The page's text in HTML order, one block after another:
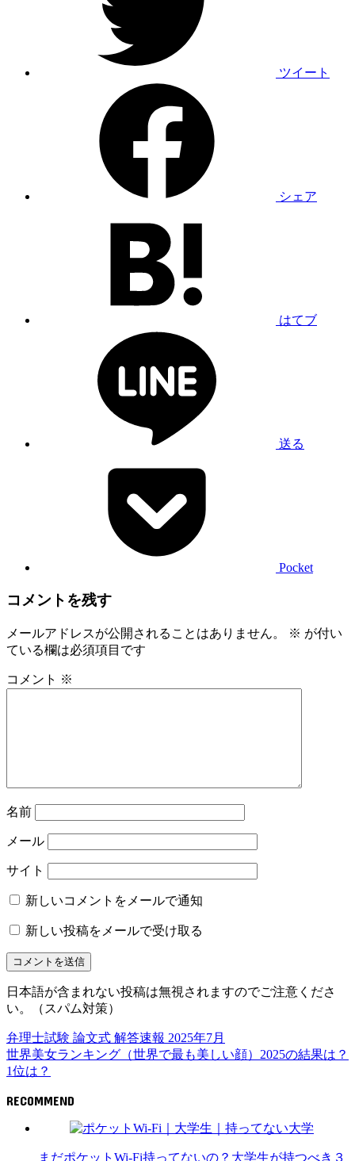
ツイート
シェア
はてブ
送る
Pocket
コメントを残す
メールアドレスが公開されることはありません。 ※ が付い
ている欄は必須項目です
コメント ※
名前
メール
サイト
新しいコメントをメールで通知
新しい投稿をメールで受け取る
日本語が含まれない投稿は無視されますのでご注意くださ
い。（スパム対策）
弁理士試験 論文式 解答速報 2025年7月
世界美女ランキング（世界で最も美しい顔）2025の結果は？
1位は？
RECOMMEND
大学
まだポケットWi-Fi持ってないの？大学生が持つべき３